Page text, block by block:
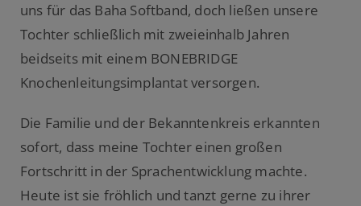
uns für das Baha Softband, doch ließen unsere
Tochter schließlich mit zweieinhalb Jahren
beidseits mit einem BONEBRIDGE
Knochenleitungsimplantat versorgen.
Die Familie und der Bekanntenkreis erkannten
sofort, dass meine Tochter einen großen
Fortschritt in der Sprachentwicklung machte.
Heute ist sie fröhlich und tanzt gerne zu ihrer